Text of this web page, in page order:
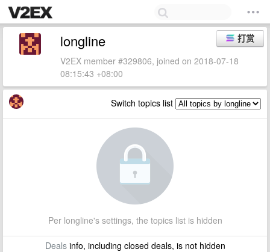
打赏
longline
V2EX member #329806, joined on 2018-07-18
08:15:43 +08:00
Switch topics list
Per longline's settings, the topics list is hidden
Dealsinfo, including closed deals, is not hidden